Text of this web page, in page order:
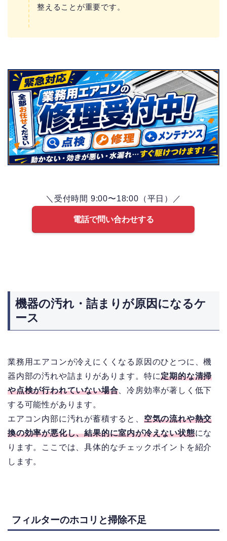
整えることが重要です。
＼受付時間 9:00〜18:00（平日）／
電話で問い合わせする
機器の汚れ・詰まりが原因になるケ
ース
業務用エアコンが冷えにくくなる原因のひとつに、機
器内部の汚れや詰まりがあります。特に定期的な清掃
や点検が行われていない場合 、冷房効率が著しく低下
する可能性があります。
エアコン内部に汚れが蓄積すると、 空気の流れや熱交
換の効率が悪化し、結果的に室内が冷えない状態にな
ります。ここでは、具体的なチェックポイントを紹介
します。
フィルターのホコリと掃除不足